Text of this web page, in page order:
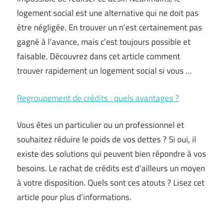
logement social est une alternative qui ne doit pas
être négligée. En trouver un n’est certainement pas
gagné à l’avance, mais c’est toujours possible et
faisable. Découvrez dans cet article comment
trouver rapidement un logement social si vous …
Regroupement de crédits : quels avantages ?
Vous êtes un particulier ou un professionnel et
souhaitez réduire le poids de vos dettes ? Si oui, il
existe des solutions qui peuvent bien répondre à vos
besoins. Le rachat de crédits est d’ailleurs un moyen
à votre disposition. Quels sont ces atouts ? Lisez cet
article pour plus d’informations.